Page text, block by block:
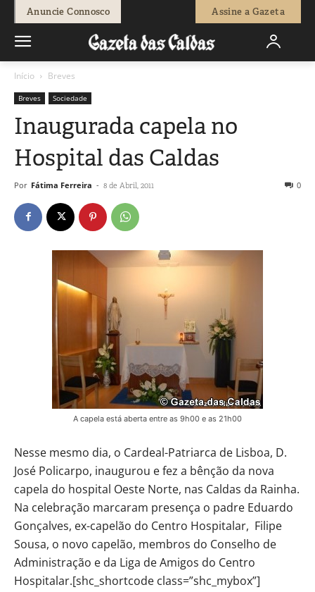
Anuncie Connosco Assine a Gazeta
Início Breves
Breves Sociedade
Inaugurada capela no
Hospital das Caldas
Por Fátima Ferreira - 8 de Abril, 2011 0
A capela está aberta entre as 9h00 e as 21h00
Nesse mesmo dia, o Cardeal-Patriarca de Lisboa, D.
José Policarpo, inaugurou e fez a bênção da nova
capela do hospital Oeste Norte, nas Caldas da Rainha.
Na celebração marcaram presença o padre Eduardo
Gonçalves, ex-capelão do Centro Hospitalar, Filipe
Sousa, o novo capelão, membros do Conselho de
Administração e da Liga de Amigos do Centro
Hospitalar.[shc_shortcode class=”shc_mybox”]